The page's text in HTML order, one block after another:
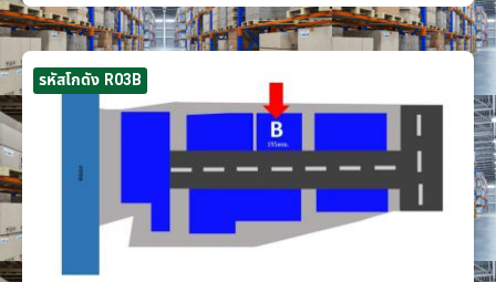
รหัสโกดัง R03B